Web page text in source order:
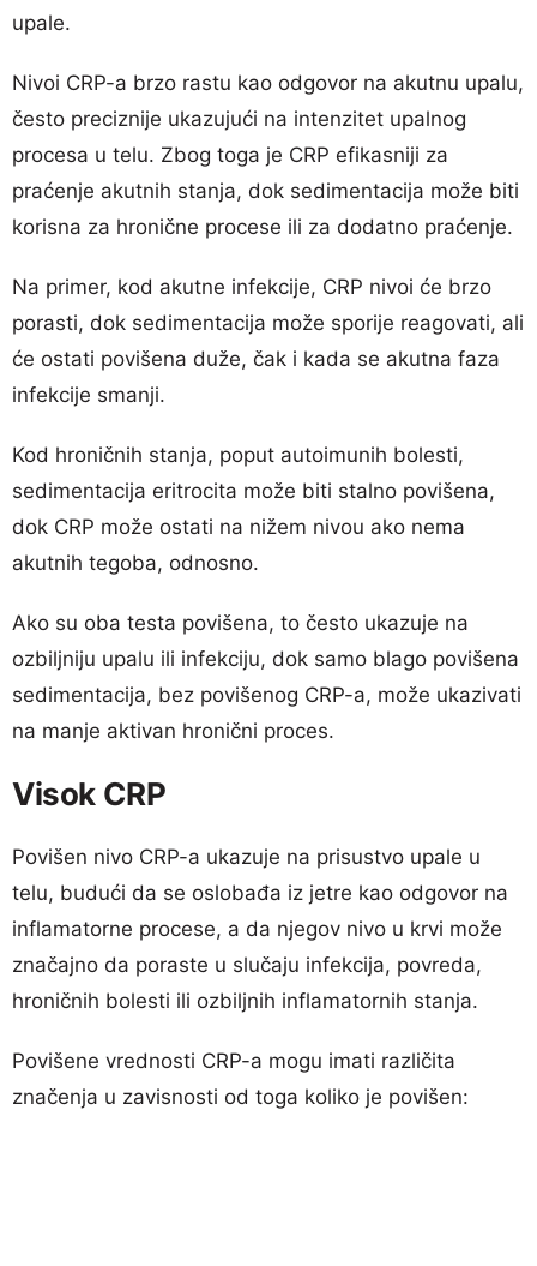
upale.
Nivoi CRP-a brzo rastu kao odgovor na akutnu upalu,
često preciznije ukazujući na intenzitet upalnog
procesa u telu. Zbog toga je CRP efikasniji za
praćenje akutnih stanja, dok sedimentacija može biti
korisna za hronične procese ili za dodatno praćenje.
Na primer, kod akutne infekcije, CRP nivoi će brzo
porasti, dok sedimentacija može sporije reagovati, ali
će ostati povišena duže, čak i kada se akutna faza
infekcije smanji.
Kod hroničnih stanja, poput autoimunih bolesti,
sedimentacija eritrocita može biti stalno povišena,
dok CRP može ostati na nižem nivou ako nema
akutnih tegoba, odnosno.
Ako su oba testa povišena, to često ukazuje na
ozbiljniju upalu ili infekciju, dok samo blago povišena
sedimentacija, bez povišenog CRP-a, može ukazivati
na manje aktivan hronični proces.
Visok CRP
Povišen nivo CRP-a ukazuje na prisustvo upale u
telu, budući da se oslobađa iz jetre kao odgovor na
inflamatorne procese, a da njegov nivo u krvi može
značajno da poraste u slučaju infekcija, povreda,
hroničnih bolesti ili ozbiljnih inflamatornih stanja.
Povišene vrednosti CRP-a mogu imati različita
značenja u zavisnosti od toga koliko je povišen: